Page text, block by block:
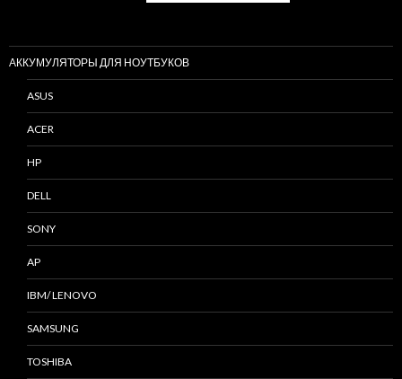
АККУМУЛЯТОРЫ ДЛЯ НОУТБУКОВ
ASUS
ACER
HP
DELL
SONY
AP
IBM/ LENOVO
SAMSUNG
TOSHIBA